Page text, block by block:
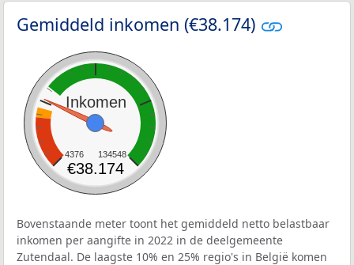
Gemiddeld inkomen (€38.174)
Inkomen
4376 134548
€38.174
Bovenstaande meter toont het gemiddeld netto belastbaar
inkomen per aangifte in 2022 in de deelgemeente
Zutendaal. De laagste 10% en 25% regio's in België komen